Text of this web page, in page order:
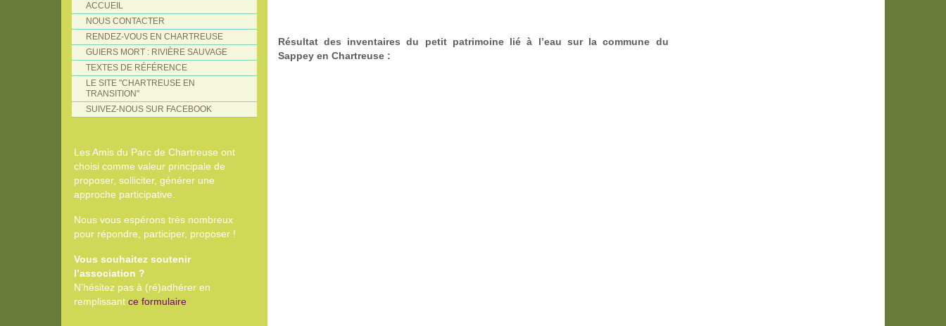
Résultat des inventaires du petit patrimoine lié à l’eau sur la commune du
Sappey en Chartreuse :
ACCUEIL
NOUS CONTACTER
RENDEZ-VOUS EN CHARTREUSE
GUIERS MORT : RIVIÈRE SAUVAGE
TEXTES DE RÉFÉRENCE
LE SITE "CHARTREUSE EN
TRANSITION"
SUIVEZ-NOUS SUR FACEBOOK
Les Amis du Parc de Chartreuse ont
choisi comme valeur principale de
proposer, solliciter, générer une
approche participative.
Nous vous espérons très nombreux
pour répondre, participer, proposer !
Vous souhaitez soutenir
l’association ?
N’hésitez pas à (ré)adhérer en
remplissant ce formulaire